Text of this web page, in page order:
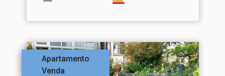
Apartamento
Venda